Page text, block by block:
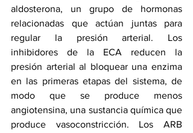
aldosterona, un grupo de hormonas
relacionadas que actúan juntas para
regular la presión arterial. Los
inhibidores de la ECA reducen la
presión arterial al bloquear una enzima
en las primeras etapas del sistema, de
modo que se produce menos
angiotensina, una sustancia química que
produce vasoconstricción. Los ARB